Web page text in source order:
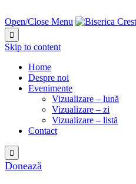
Open/Close Menu

Skip to content
Home
Despre noi
Evenimente
Vizualizare – lună
Vizualizare – zi
Vizualizare – listă
Contact

Donează